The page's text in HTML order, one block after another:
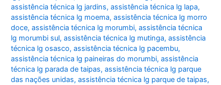
assistência técnica lg jardins,assistência técnica lg lapa,
assistência técnica lg moema,assistência técnica lg morro
doce,assistência técnica lg morumbi,assistência técnica
lg morumbi sul,assistência técnica lg mutinga,assistência
técnica lg osasco,assistência técnica lg pacembu,
assistência técnica lg paineiras do morumbi,assistência
técnica lg parada de taipas,assistência técnica lg parque
das nações unidas,assistência técnica lg parque de taipas,